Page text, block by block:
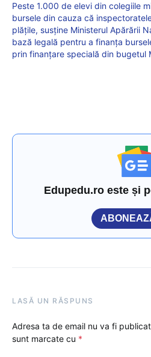
Peste 1.000 de elevi din colegiile
bursele din cauza că
plățile, susține Ministerul Apărării
bază legală pentru a finanța
prin finanțare specială din bugetul
Edupedu.ro este și
LASĂ UN RĂSPUNS
Adresa ta de email nu va fi
sunt marcate cu *